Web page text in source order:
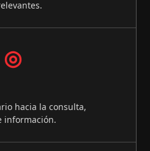
◎
hacia la consulta,
información.